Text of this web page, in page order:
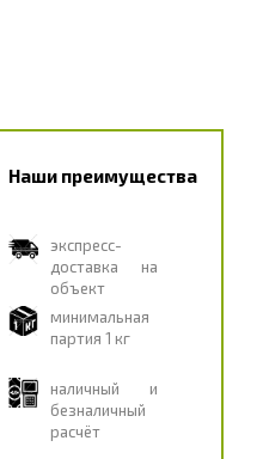
Наши преимущества
экспресс-
доставка на
объект
минимальная
партия 1 кг
наличный и
безналичный
расчёт